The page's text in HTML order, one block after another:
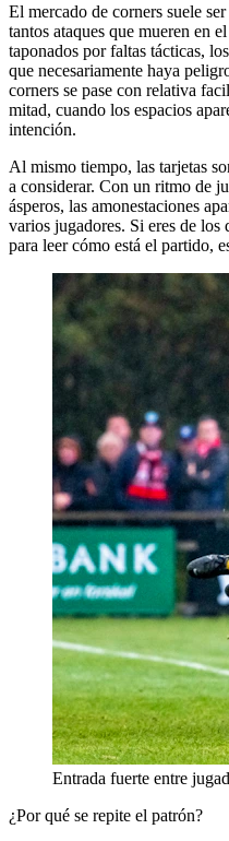
El mercado de corners suele
tantos ataques que mueren en
taponados por faltas tácticas,
que necesariamente haya
corners se pase con relativa
mitad, cuando los espacios
intención.
Al mismo tiempo, las tarjetas
a considerar. Con un ritmo de
ásperos, las amonestaciones
varios jugadores. Si eres de
para leer cómo está el partido,
Entrada fuerte entre
¿Por qué se repite el patrón?